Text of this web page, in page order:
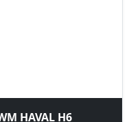
HAVAL H6